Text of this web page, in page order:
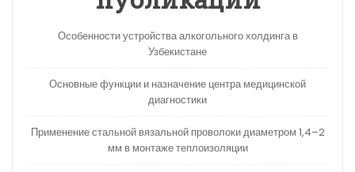
Особенности устройства алкогольного холдинга в
Узбекистане
Основные функции и назначение центра медицинской
диагностики
Применение стальной вязальной проволоки диаметром 1,4–2
мм в монтаже теплоизоляции